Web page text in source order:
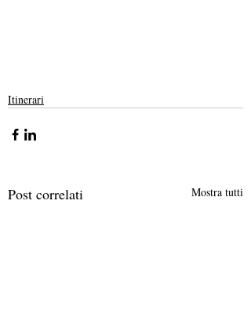
Itinerari
Post correlati Mostra tutti